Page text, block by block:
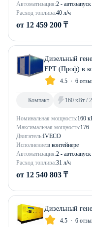
Автоматизация:2 - автозапуск
Расход топлива:40 л/ч
от 12 459 200 ₸
Дизельный
FPT (Проф) в
4.5 6
Номинальная мощность:160
Максимальная мощность:176
Двигатель:IVECO
Исполнение:в контейнере
Автоматизация:2 - автозапуск
Расход топлива:31 л/ч
Компакт 160 кВт /
от 12 540 803 ₸
Дизельный
4.5 6